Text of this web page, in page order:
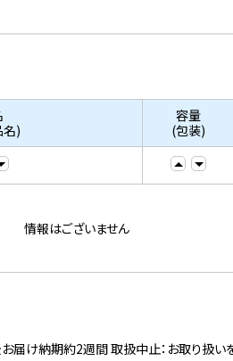
名)
容量
(包装)
情報はございません
け納期約2週間 取扱中止：お取り扱いを